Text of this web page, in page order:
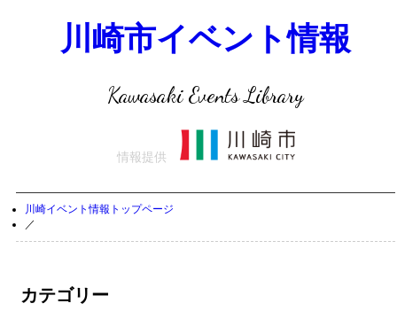
川崎市イベント情報
Kawasaki Events Library
情報提供
川崎イベント情報トップページ
／
カテゴリー